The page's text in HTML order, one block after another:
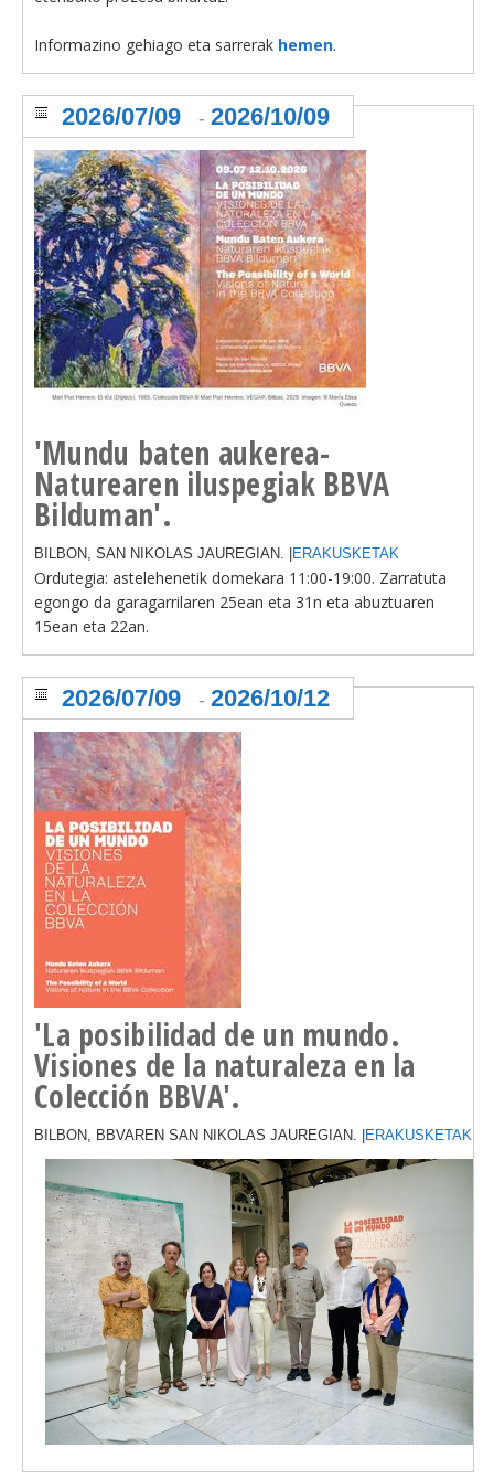
Informazino gehiago eta sarrerak hemen.
'Mundu baten aukerea-
Naturearen iluspegiak BBVA
Bilduman'.
2026/07/09 - 2026/10/09
BILBON, SAN NIKOLAS JAUREGIAN. | ERAKUSKETAK
Ordutegia: astelehenetik domekara 11:00-19:00. Zarratuta
egongo da garagarrilaren 25ean eta 31n eta abuztuaren
15ean eta 22an.
'La posibilidad de un mundo.
Visiones de la naturaleza en la
Colección BBVA'.
2026/07/09 - 2026/10/12
BILBON, BBVAREN SAN NIKOLAS JAUREGIAN. | ERAKUSKETAK